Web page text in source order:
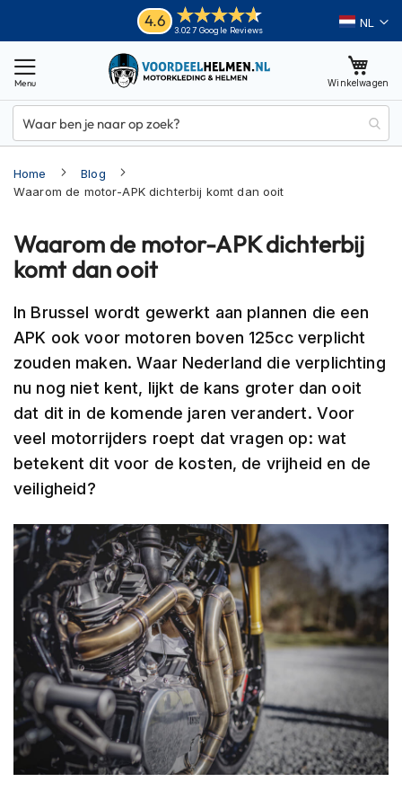
4.6
3.027 Google Reviews
Ga
naar
inhoud
Taal
Winkelwagen
M
o
t
o
h
l
m
A
d
e
n
t
u
r
e
h
e
l
m
e
B
e
t
o
o
h
h
e
l
m
e
n
Home
Blog
Waarom de motor-APK dichterbij komt dan ooit
Waarom de motor-APK dichterbij
komt dan ooit
In Brussel wordt gewerkt aan plannen die een
APK ook voor motoren boven 125cc verplicht
zouden maken. Waar Nederland die verplichting
nu nog niet kent, lijkt de kans groter dan ooit
dat dit in de komende jaren verandert. Voor
veel motorrijders roept dat vragen op: wat
betekent dit voor de kosten, de vrijheid en de
veiligheid?